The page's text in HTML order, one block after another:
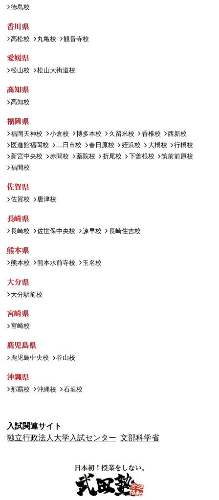
徳島校
香川県
高松校 丸亀校 観音寺校
愛媛県
松山校 松山大街道校
高知県
高知校
福岡県
福岡天神校 小倉校 博多本校 久留米校 香椎校
西新校
医進館福岡校
二日市校 春日原校 姪浜校 大橋校
行橋校
新宮中央校
赤間校 薬院校 折尾校 下曽根校
筑前前原校
福間校
佐賀県
佐賀校 唐津校
長崎県
長崎校 佐世保中央校 諫早校 長崎住吉校
熊本県
熊本校 熊本水前寺校 玉名校
大分県
大分駅前校
宮崎県
宮崎校
鹿児島県
鹿児島中央校 谷山校
沖縄県
那覇校 沖縄校 石垣校
入試関連サイト
独立行政法人大学入試センター 文部科学省